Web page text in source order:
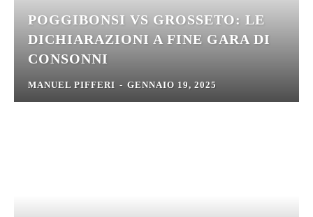
POGGIBONSI VS GROSSETO: LE
DICHIARAZIONI A FINE GARA DI
CONSONNI
MANUEL PIFFERI - GENNAIO 19, 2025